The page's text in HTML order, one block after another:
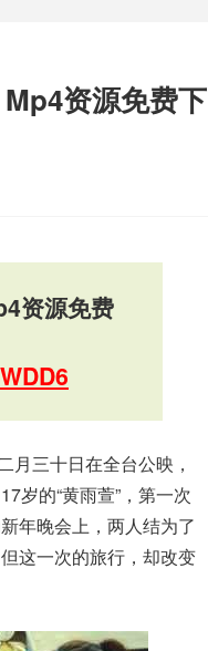
资源免费下
资源免费
月三十日在全台公映，
岁的“黄雨萱”，第一次
年晚会上，两人结为了
这一次的旅行，却改变